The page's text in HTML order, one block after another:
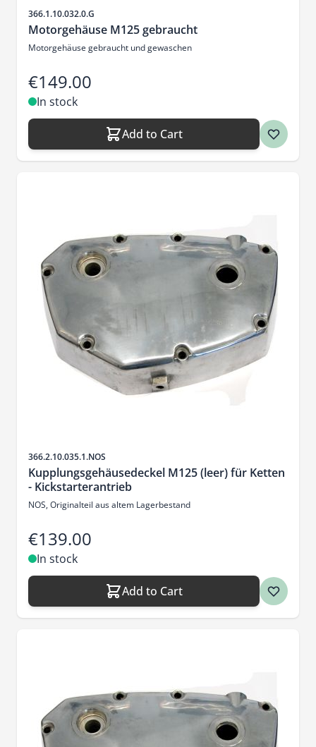
Sku
366.1.10.032.0.G
Motorgehäuse M125 gebraucht
Motorgehäuse gebraucht und gewaschen
€149.00
In stock
Add to Cart
Sku
366.2.10.035.1.NOS
Kupplungsgehäusedeckel M125 (leer) für Ketten
- Kickstarterantrieb
NOS, Originalteil aus altem Lagerbestand
€139.00
In stock
Add to Cart